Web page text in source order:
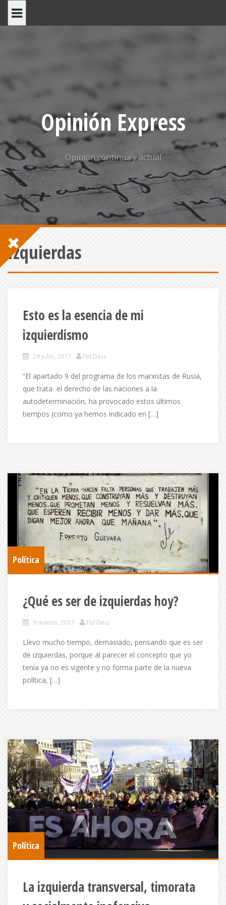
Opinión Express
Opinión continua y actual
Izquierdas
Esto es la esencia de mi
izquierdismo
29 julio, 2017 Fel Deu
“El apartado 9 del programa de los marxistas de Rusia,
que trata el derecho de las naciones a la
autodeterminación, ha provocado estos últimos
tiempos (como ya hemos indicado en […]
Política
¿Qué es ser de izquierdas hoy?
9 marzo, 2017 Fel Deu
Llevo mucho tiempo, demasiado, pensando que es ser
de izquierdas, porque al parecer el concepto que yo
tenía ya no es vigente y no forma parte de la nueva
política, […]
Política
La izquierda transversal, timorata